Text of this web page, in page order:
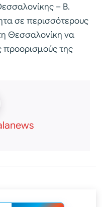
– Β.
σε περισσότερους
Θεσσαλονίκη να
προορισμούς της